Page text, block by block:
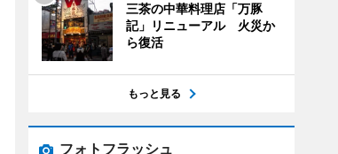
三茶の中華料理店「万豚
記」リニューアル 火災か
ら復活
もっと見る
フォトフラッシュ